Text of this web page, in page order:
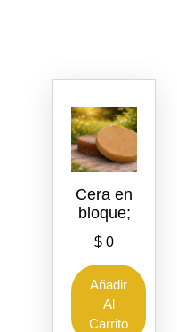
Cera en
bloque;
$ 0
Añadir
Al
Carrito